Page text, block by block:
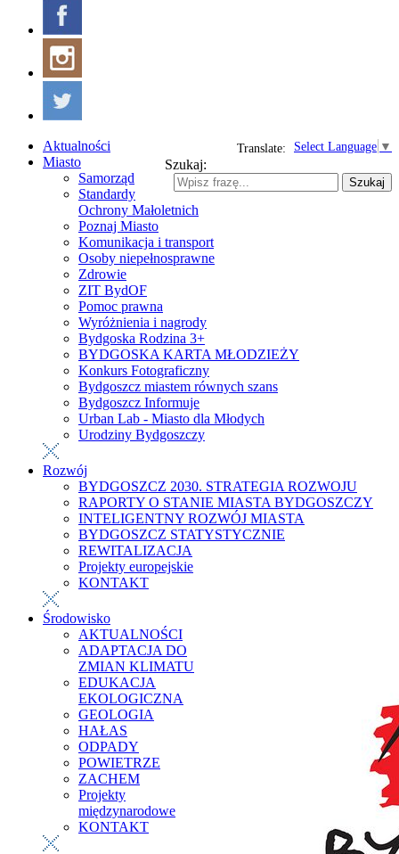
Select Language ▼
Translate:
Szukaj:
Szukaj
Aktualności
Miasto
Samorząd
Standardy
Ochrony Małoletnich
Poznaj Miasto
Komunikacja i transport
Osoby niepełnosprawne
Zdrowie
ZIT BydOF
Pomoc prawna
Wyróżnienia i nagrody
Bydgoska Rodzina 3+
BYDGOSKA KARTA MŁODZIEŻY
Konkurs Fotograficzny
Bydgoszcz miastem równych szans
Bydgoszcz Informuje
Urban Lab - Miasto dla Młodych
Urodziny Bydgoszczy
Rozwój
BYDGOSZCZ 2030. STRATEGIA ROZWOJU
RAPORTY O STANIE MIASTA BYDGOSZCZY
INTELIGENTNY ROZWÓJ MIASTA
BYDGOSZCZ STATYSTYCZNIE
REWITALIZACJA
Projekty europejskie
KONTAKT
Środowisko
AKTUALNOŚCI
ADAPTACJA DO
ZMIAN KLIMATU
EDUKACJA
EKOLOGICZNA
GEOLOGIA
HAŁAS
ODPADY
POWIETRZE
ZACHEM
Projekty
międzynarodowe
KONTAKT